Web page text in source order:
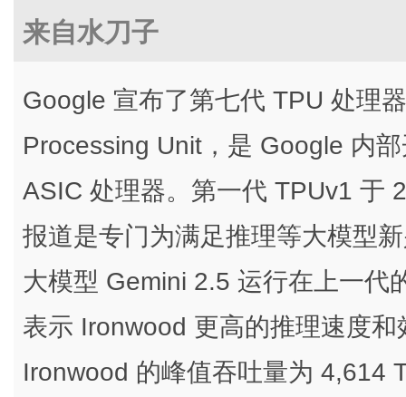
来自水刀子
Google 宣布了第七代 TPU 处理
Processing Unit，是 Google 内
ASIC 处理器。第一代 TPUv1 于
报道是专门为满足推理等大模型
大模型 Gemini 2.5 运行在上一代
表示 Ironwood 更高的推理速度
Ironwood 的峰值吞吐量为 4,614